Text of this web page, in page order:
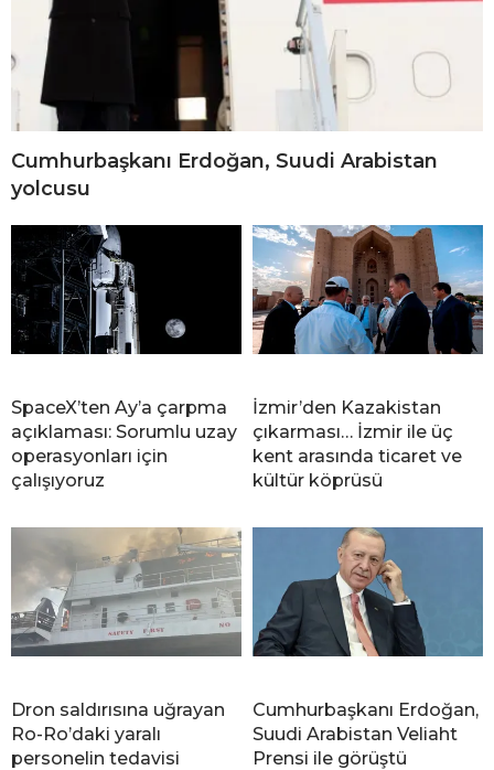
Cumhurbaşkanı Erdoğan, Suudi Arabistan
yolcusu
SpaceX’ten Ay’a çarpma
açıklaması: Sorumlu uzay
operasyonları için
çalışıyoruz
İzmir’den Kazakistan
çıkarması… İzmir ile üç
kent arasında ticaret ve
kültür köprüsü
Dron saldırısına uğrayan
Ro-Ro’daki yaralı
personelin tedavisi
Cumhurbaşkanı Erdoğan,
Suudi Arabistan Veliaht
Prensi ile görüştü